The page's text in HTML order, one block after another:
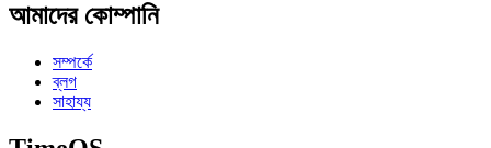
আমাদের কোম্পানি
সম্পর্কে
ব্লগ
সাহায্য